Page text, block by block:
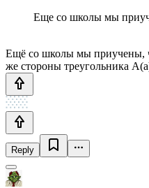
Еще со школы мы
Ещё со школы мы приучены,
же стороны треугольника
Reply